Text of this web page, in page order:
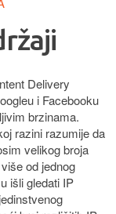
Delivery
i Facebooku
brzinama.
razini razumije da
velikog broja
od jednog
išli gledati IP